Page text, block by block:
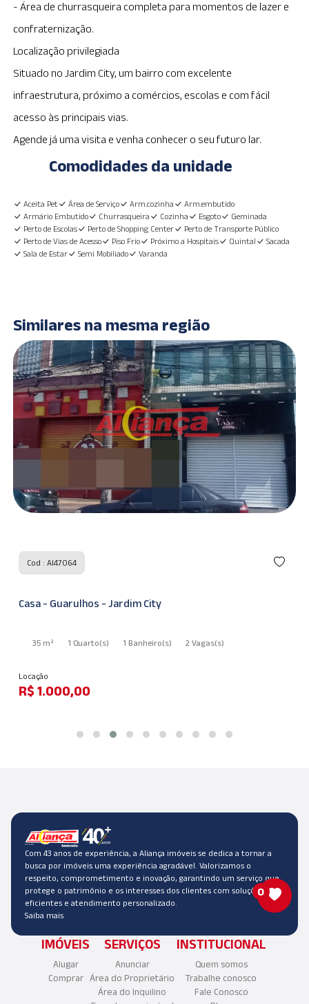
- Área de churrasqueira completa para momentos de lazer e
confraternização.
Localização privilegiada
Situado no Jardim City, um bairro com excelente
infraestrutura, próximo a comércios, escolas e com fácil
acesso às principais vias.
Agende já uma visita e venha conhecer o seu futuro lar.
Comodidades da unidade
Aceita Pet Área de Serviço Arm.cozinha
Arm.embutido
Armário Embutido
Churrasqueira Cozinha Esgoto
Geminada
Perto de Escolas
Perto de Shopping Center
Perto de Transporte Público
Perto de Vias de Acesso
Piso Frio Próximo a Hospitais Quintal
Sacada
Sala de Estar
Semi Mobiliado Varanda
Similares na mesma região
Cod : AI47064
Casa - Guarulhos - Jardim City
35 m² 1 Quarto(s) 1 Banheiro(s) 2 Vagas(s)
Locação
R$ 1.000,00
Com 43 anos de experiência, a Aliança imóveis se dedica a tornar a
busca por imóveis uma experiência agradável. Valorizamos o
respeito, comprometimento e inovação, garantindo um serviço que
protege o patrimônio e os interesses dos clientes com soluções
eficientes e atendimento personalizado.
Saiba mais
IMÓVEIS
Alugar
Comprar
SERVIÇOS
Anunciar
Área do Proprietário
Área do Inquilino
INSTITUCIONAL
Quem somos
Trabalhe conosco
Fale Conosco
0